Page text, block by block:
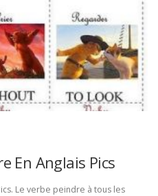
En Anglais Pics
Le verbe peindre à tous les